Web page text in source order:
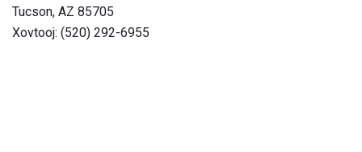
Tucson, AZ 85705
Xovtooj: (520) 292-6955